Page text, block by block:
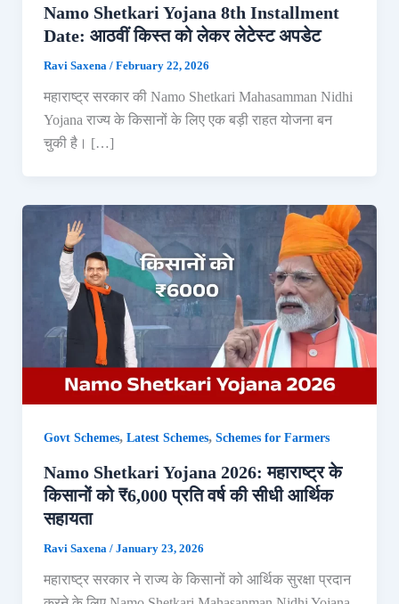
Namo Shetkari Yojana 8th Installment
Date: आठवीं किस्त को लेकर लेटेस्ट अपडेट
Ravi Saxena / February 22, 2026
महाराष्ट्र सरकार की Namo Shetkari Mahasamman Nidhi
Yojana राज्य के किसानों के लिए एक बड़ी राहत योजना बन
चुकी है। […]
Govt Schemes, Latest Schemes, Schemes for Farmers
Namo Shetkari Yojana 2026: महाराष्ट्र के
किसानों को ₹6,000 प्रति वर्ष की सीधी आर्थिक
सहायता
Ravi Saxena / January 23, 2026
महाराष्ट्र सरकार ने राज्य के किसानों को आर्थिक सुरक्षा प्रदान